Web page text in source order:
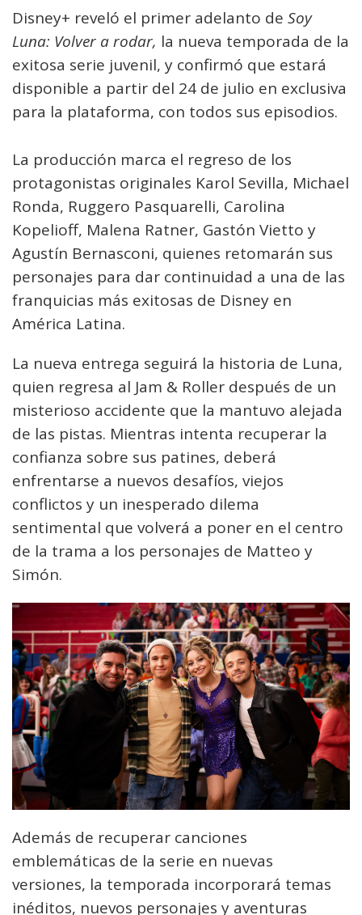
Disney+ reveló el primer adelanto de Soy
Luna: Volver a rodar, la nueva temporada de la
exitosa serie juvenil, y confirmó que estará
disponible a partir del 24 de julio en exclusiva
para la plataforma, con todos sus episodios.
La producción marca el regreso de los
protagonistas originales Karol Sevilla, Michael
Ronda, Ruggero Pasquarelli, Carolina
Kopelioff, Malena Ratner, Gastón Vietto y
Agustín Bernasconi, quienes retomarán sus
personajes para dar continuidad a una de las
franquicias más exitosas de Disney en
América Latina.
La nueva entrega seguirá la historia de Luna,
quien regresa al Jam & Roller después de un
misterioso accidente que la mantuvo alejada
de las pistas. Mientras intenta recuperar la
confianza sobre sus patines, deberá
enfrentarse a nuevos desafíos, viejos
conflictos y un inesperado dilema
sentimental que volverá a poner en el centro
de la trama a los personajes de Matteo y
Simón.
Además de recuperar canciones
emblemáticas de la serie en nuevas
versiones, la temporada incorporará temas
inéditos, nuevos personajes y aventuras